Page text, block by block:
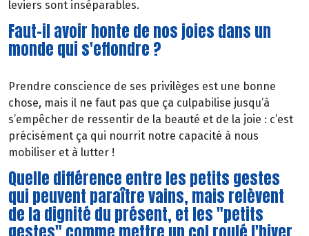
leviers sont inséparables.
Faut-il avoir honte de nos joies dans un
monde qui s'effondre ?
Prendre conscience de ses privilèges est une bonne
chose, mais il ne faut pas que ça culpabilise jusqu’à
s’empêcher de ressentir de la beauté et de la joie : c’est
précisément ça qui nourrit notre capacité à nous
mobiliser et à lutter !
Quelle différence entre les petits gestes
qui peuvent paraître vains, mais relèvent
de la dignité du présent, et les "petits